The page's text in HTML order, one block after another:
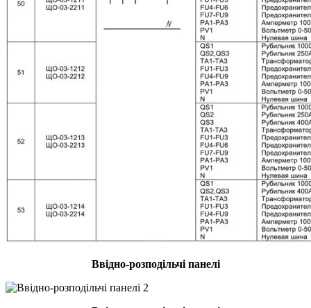
Ввідно-розподільчі панелі